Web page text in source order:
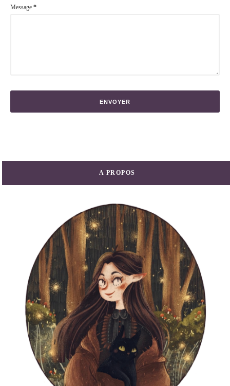
Message *
A PROPOS